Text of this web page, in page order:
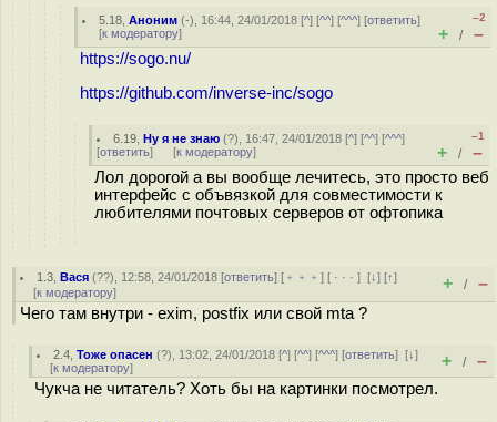
5.18 ,Аноним (-), 16:44, 24/01/2018 [^] [^^] [^^^] [ответить]
[к модератору]
–2
+ / –
https://sogo.nu/
https://github.com/inverse-inc/sogo
6.19 ,Ну я не знаю (?), 16:47, 24/01/2018 [^] [^^] [^^^]
[ответить] [к модератору]
–1
+ / –
Лол дорогой а вы вообще лечитесь, это просто веб
интерфейс с объвязкой для совместимости к
любителями почтовых серверов от офтопика
1.3 ,Вася (??), 12:58, 24/01/2018 [ответить] [ ﹢﹢﹢] [ · · ·][↓] [↑]
[к модератору] + / –
Чего там внутри - exim, postfix или свой mta ?
2.4 ,Тоже опасен (?), 13:02, 24/01/2018 [^] [^^] [^^^] [ответить][↓]
[к модератору] + / –
Чукча не читатель? Хоть бы на картинки посмотрел.